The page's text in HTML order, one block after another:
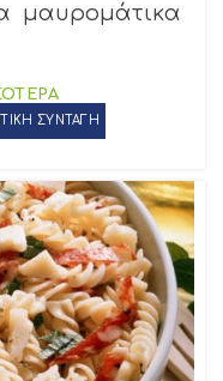
μαυρομάτικα
ΣΥΝΤΑΓΗ